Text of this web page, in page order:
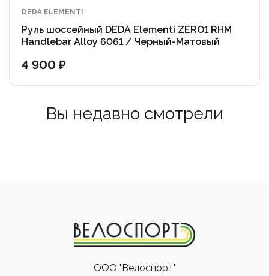
DEDA ELEMENTI
Руль шоссейный DEDA Elementi ZERO1 RHM
Handlebar Alloy 6061 / Черный-Матовый
4 900 ₽
Вы недавно смотрели
ООО "Велоспорт"